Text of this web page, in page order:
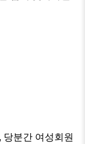
분간 여성회원